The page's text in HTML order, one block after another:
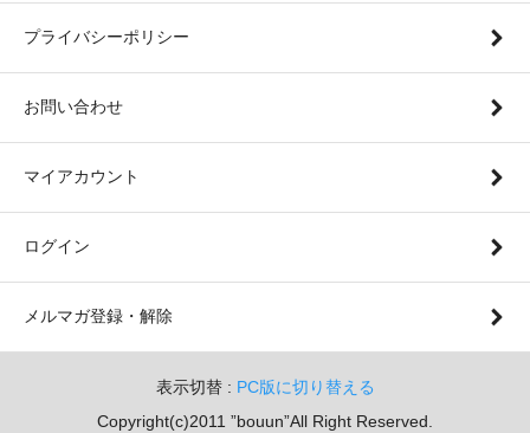
プライバシーポリシー
お問い合わせ
マイアカウント
ログイン
メルマガ登録・解除
表示切替 : PC版に切り替える
Copyright(c)2011 ”bouun”All Right Reserved.